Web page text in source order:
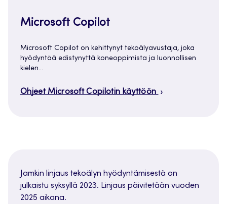
Microsoft Copilot
Microsoft Copilot on kehittynyt tekoälyavustaja, joka
hyödyntää edistynyttä koneoppimista ja luonnollisen
kielen…
Ohjeet Microsoft Copilotin käyttöön
Jamkin linjaus tekoälyn hyödyntämisestä on
julkaistu syksyllä 2023. Linjaus päivitetään vuoden
2025 aikana.